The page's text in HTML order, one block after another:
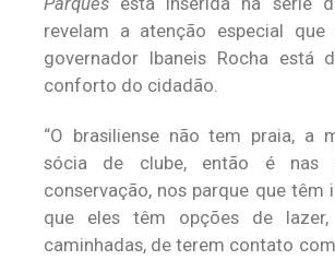
revelam a atenção especial
governador Ibaneis Rocha está
conforto do cidadão.
“O brasiliense não tem praia, a
sócia de clube, então é nas
conservação, nos parque que têm
que eles têm opções de
caminhadas, de terem contato